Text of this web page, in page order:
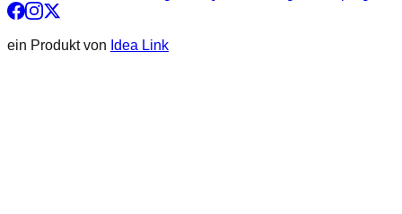
ein Produkt von Idea Link